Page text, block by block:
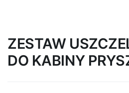
ZESTAW
DO KABINY